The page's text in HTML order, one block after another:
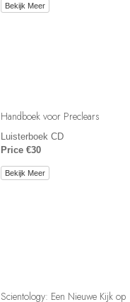
Bekijk Meer
Handboek voor Preclears
Luisterboek CD
Price €30
Bekijk Meer
Scientology: Een Nieuwe Kijk op